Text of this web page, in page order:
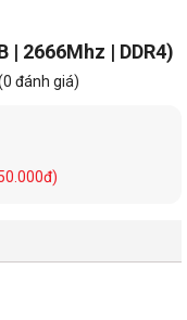
| 2666Mhz | DDR4)
đánh giá)